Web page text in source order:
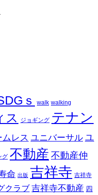
ｓ walk walking
ス ジョギング テナン
ムレス ユニバーサルユ
グ 不動産 不動産仲
命 出版 吉祥寺 吉祥寺
クラブ 吉祥寺不動産 四